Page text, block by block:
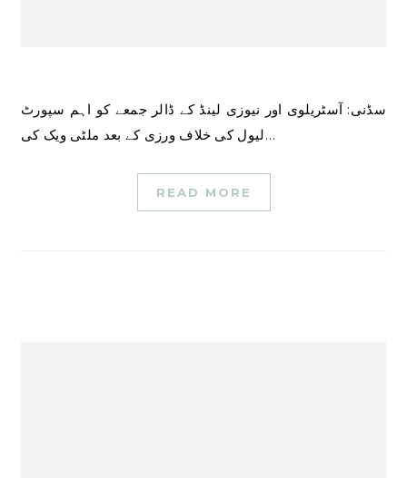
سڈنی: آسٹریلوی اور نیوزی لینڈ کے ڈالر جمعے کو اہم سپورٹ
لیول کی خلاف ورزی کے بعد ملٹی ویک کی…
READ MORE